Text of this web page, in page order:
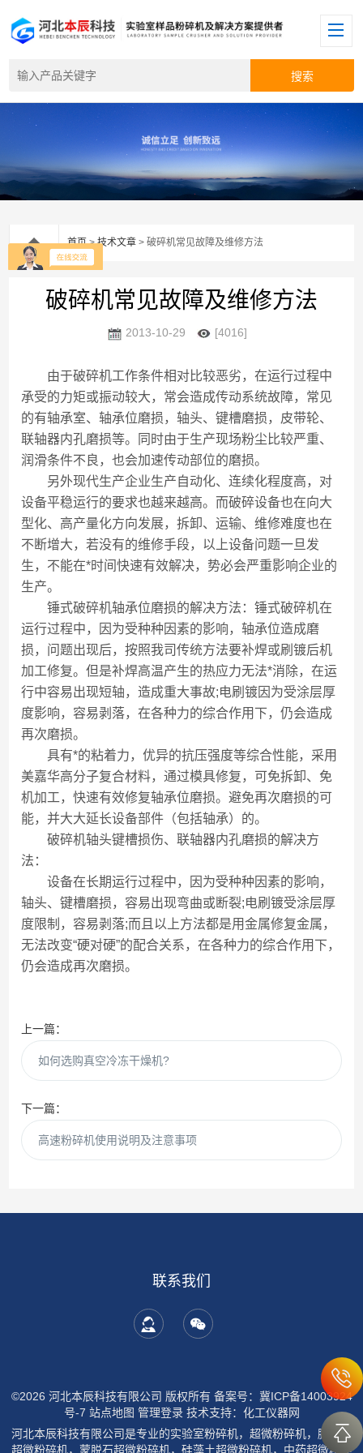
首页>技术文章 > 破碎机常见故障及维修方法
破碎机常见故障及维修方法
2013-10-29 [4016]
由于破碎机工作条件相对比较恶劣，在运行过程中
承受的力矩或振动较大，常会造成传动系统故障，常见
的有轴承室、轴承位磨损，轴头、键槽磨损，皮带轮、
联轴器内孔磨损等。同时由于生产现场粉尘比较严重、
润滑条件不良，也会加速传动部位的磨损。
另外现代生产企业生产自动化、连续化程度高，对
设备平稳运行的要求也越来越高。而破碎设备也在向大
型化、高产量化方向发展，拆卸、运输、维修难度也在
不断增大，若没有的维修手段，以上设备问题一旦发
生，不能在*时间快速有效解决，势必会严重影响企业的
生产。
锤式破碎机轴承位磨损的解决方法：锤式破碎机在
运行过程中，因为受种种因素的影响，轴承位造成磨
损，问题出现后，按照我司传统方法要补焊或刷镀后机
加工修复。但是补焊高温产生的热应力无法*消除，在运
行中容易出现短轴，造成重大事故;电刷镀因为受涂层厚
度影响，容易剥落，在各种力的综合作用下，仍会造成
再次磨损。
具有*的粘着力，优异的抗压强度等综合性能，采用
美嘉华高分子复合材料，通过模具修复，可免拆卸、免
机加工，快速有效修复轴承位磨损。避免再次磨损的可
能，并大大延长设备部件（包括轴承）的。
破碎机轴头键槽损伤、联轴器内孔磨损的解决方
法：
设备在长期运行过程中，因为受种种因素的影响，
轴头、键槽磨损，容易出现弯曲或断裂;电刷镀受涂层厚
度限制，容易剥落;而且以上方法都是用金属修复金属，
无法改变“硬对硬”的配合关系，在各种力的综合作用下，
仍会造成再次磨损。
上一篇：
如何选购真空冷冻干燥机?
下一篇：
高速粉碎机使用说明及注意事项
联系我们
©2026 河北本辰科技有限公司 版权所有 备案号：冀ICP备14003924
号-7 站点地图 管理登录技术支持： 化工仪器网
河北本辰科技有限公司是专业的实验室粉碎机，超微粉碎机，膨润土
超微粉碎机，蒙脱石超微粉碎机，硅藻土超微粉碎机，中药超微粉碎